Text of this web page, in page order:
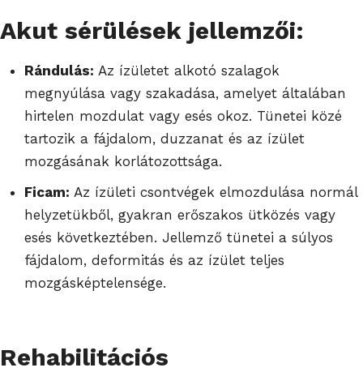
Akut sérülések jellemzői:
Rándulás: Az ízületet alkotó szalagok
megnyúlása vagy szakadása, amelyet általában
hirtelen mozdulat vagy esés okoz. Tünetei közé
tartozik a fájdalom, duzzanat és az ízület
mozgásának korlátozottsága.
Ficam: Az ízületi csontvégek elmozdulása normál
helyzetükből, gyakran erőszakos ütközés vagy
esés következtében. Jellemző tünetei a súlyos
fájdalom, deformitás és az ízület teljes
mozgásképtelensége.
Rehabilitációs